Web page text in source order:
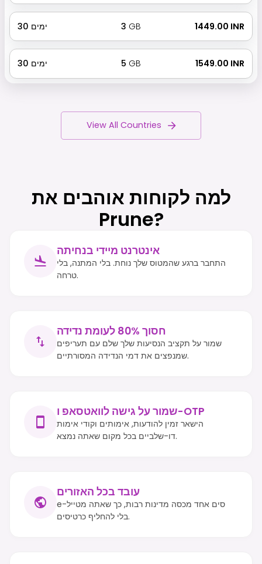
30 ימים 3 GB ₹ 1449.00 INR
30 ימים 5 GB ₹ 1549.00 INR
View All Countries
למה לקוחות אוהבים את
Prune?
אינטרנט מיידי בנחיתה
התחבר ברגע שהמטוס שלך נוחת. בלי המתנה, בלי
טרחה.
חסוך 80% לעומת נדידה
שמור על תקציב הנסיעות שלך שלם עם תעריפים
שמנפצים את דמי הנדידה המסורתיים.
שמור על גישה לוואטסאפ ו-OTP
הישאר זמין להודעות, אימותים וקודי אימות
דו-שלביים בכל מקום שאתה נמצא.
עובד בכל האזורים
e-סים אחד מכסה מדינות רבות, כך שאתה מטייל
בלי להחליף כרטיסים.